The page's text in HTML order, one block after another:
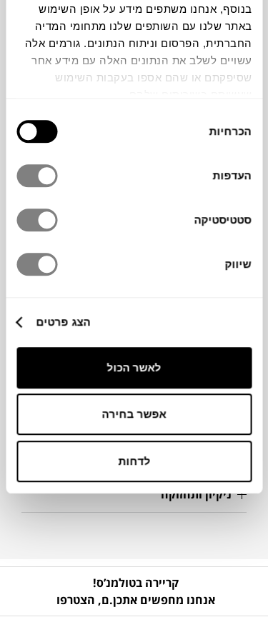
בנוסף, אנחנו משתפים מידע על אופן השימוש
באתר שלנו עם השותפים שלנו מתחומי המדיה
החברתית, הפרסום וניתוח הנתונים. גורמים אלה
עשויים לשלב את הנתונים האלה עם מידע אחר
שסיפקתם או שהם אספו בעקבות השימוש
הסכמה
הכרחיות
העדפות
סטטיסטיקה
שיווק
הצג פרטים
לאשר הכול
אפשר בחירה
לדחות
בעבודת יד מעץ מנגו טבעי ממקור בר־קיימא,
מה שמעניק לכל פריט אופי ייחודי. השילוב בין
חמימות טבעית ליופי פיסולי מוסיף לשולחן
האירוח נוכחות אלגנטית ואופי מיוחד.
מידע על חומרים
ניקיון ותחזוקה
קריירה בטולמנ’ס!
אנחנו מחפשים אתכן.ם, הצטרפו